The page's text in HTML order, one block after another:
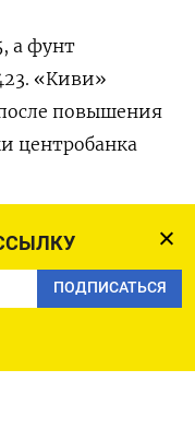
ПОДПИСАТЬСЯ
а ⁠фунт
«Киви»
повышения
центробанка
до $0,6943.
на Ближнем
​рынки и вернул